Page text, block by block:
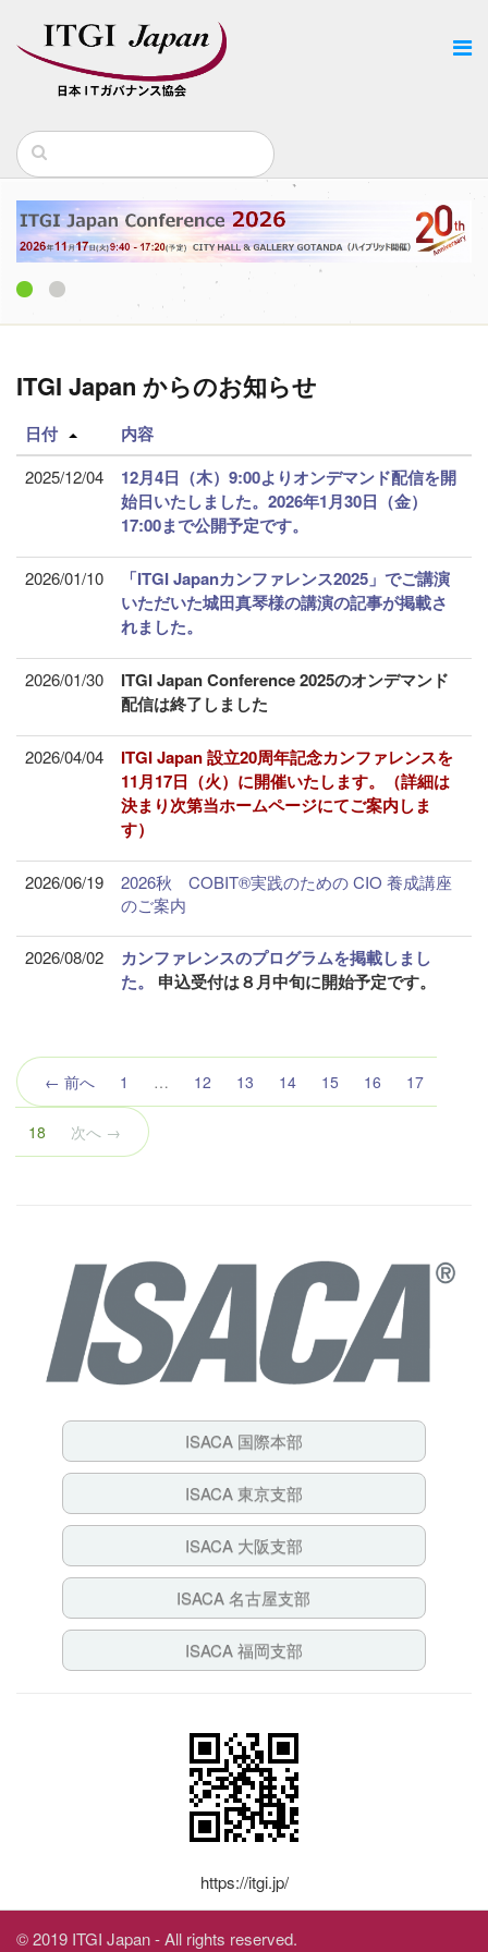
ITGI Japan からのお知らせ
日付 内容
2025/12/04 12月4日（木）9:00よりオンデマンド配信を開
始日いたしました。2026年1月30日（金）
17:00まで公開予定です。
2026/01/10
「ITGI Japanカンファレンス2025」でご講演
いただいた城田真琴様の講演の記事が掲載さ
れました。
2026/01/30
ITGI Japan Conference 2025のオンデマンド
配信は終了しました
2026/04/04
ITGI Japan 設立20周年記念カンファレンスを
11月17日（火）に開催いたします。（詳細は
決まり次第当ホームページにてご案内しま
す）
2026/06/19
2026秋 COBIT®実践のための CIO 養成講座
のご案内
2026/08/02
カンファレンスのプログラムを掲載しまし
た。
申込受付は８月中旬に開始予定です。
← 前へ 1 12 13 14 15 16 17
18 （こ
の
次へ →
ISACA 国際本部
ISACA 東京支部
ISACA 大阪支部
ISACA 名古屋支部
ISACA 福岡支部
https://itgi.jp/
© 2019 ITGI Japan - All rights reserved.